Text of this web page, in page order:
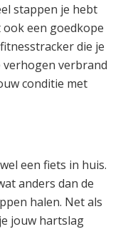
stappen je hebt
ook een goedkope
die je
verbrand
conditie met
een fiets in huis.
anders dan de
halen. Net als
jouw hartslag